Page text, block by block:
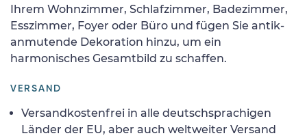
Ihrem Wohnzimmer, Schlafzimmer, Badezimmer,
Esszimmer, Foyer oder Büro und fügen Sie antik-
anmutende Dekoration hinzu, um ein
harmonisches Gesamtbild zu schaffen.
VERSAND
Versandkostenfrei in alle deutschsprachigen
Länder der EU, aber auch weltweiter Versand